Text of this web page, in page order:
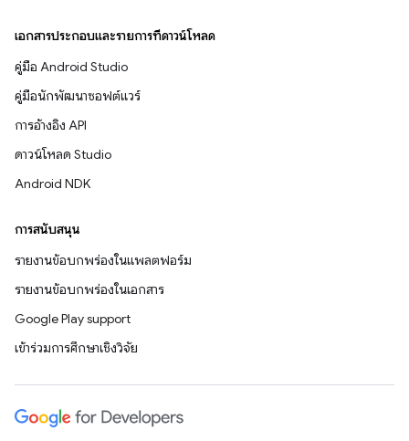
เอกสารประกอบและรายการที่ดาวน์โหลด
คู่มือ Android Studio
คู่มือนักพัฒนาซอฟต์แวร์
การอ้างอิง API
ดาวน์โหลด Studio
Android NDK
การสนับสนุน
รายงานข้อบกพร่องในแพลตฟอร์ม
รายงานข้อบกพร่องในเอกสาร
Google Play support
เข้าร่วมการศึกษาเชิงวิจัย